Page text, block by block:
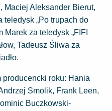
Maciej Aleksander Bierut,
teledysk „Po trupach do
za teledysk „FIFI
Tadeusz Śliwa za
producencki roku: Hania
Smolik, Frank Leen,
Buczkowski-